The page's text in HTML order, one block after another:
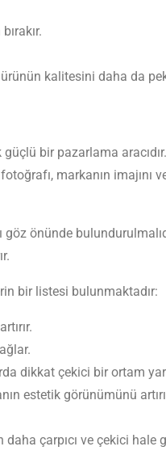
kalitesini daha da
bir pazarlama
markanın imajını
önünde
bir listesi bulunmaktadır:
dikkat çekici bir ortam
estetik görünümünü
çarpıcı ve çekici hale